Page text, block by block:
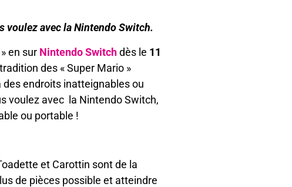
voulez avec la Nintendo Switch.
en sur Nintendo Switchdès le 11
des « Super Mario »
endroits inatteignables ou
voulez avec la Nintendo Switch,
ou portable !
et Carottin sont de la
de pièces possible et atteindre